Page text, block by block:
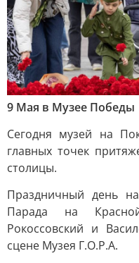
9 Мая в Музее Победы
Сегодня музей на
главных точек
столицы.
Праздничный день
Парада на
Рокоссовский и
сцене Музея Г.О.Р.А.